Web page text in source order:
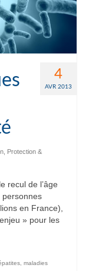
4
AVR 2013
Protection &
recul de l’âge
personnes
en France),
» pour les
maladies